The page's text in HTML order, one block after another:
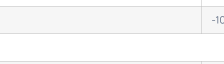
-